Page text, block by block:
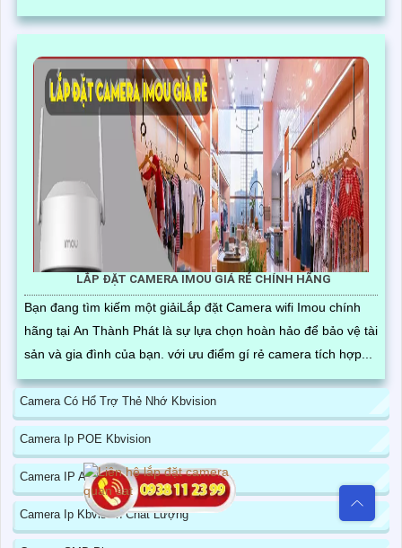
LẮP ĐẶT CAMERA IMOU GIÁ RẺ CHÍNH HÃNG
Bạn đang tìm kiếm một giảiLắp đặt Camera wifi Imou chính
hãng tại An Thành Phát là sự lựa chọn hoàn hảo để bảo vệ tài
sản và gia đình của bạn. với ưu điểm gí rẻ camera tích hợp...
Camera Có Hổ Trợ Thẻ Nhớ Kbvision
Camera Ip POE Kbvision
Camera IP AI Kbvision
Camera Ip Kbvision Chất Lượng